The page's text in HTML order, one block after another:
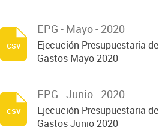
EPG - Mayo - 2020
Ejecución Presupuestaria de
Gastos Mayo 2020
csv
EPG - Junio - 2020
Ejecución Presupuestaria de
Gastos Junio 2020
csv